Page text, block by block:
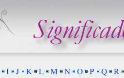
I J K L M N O P Q R